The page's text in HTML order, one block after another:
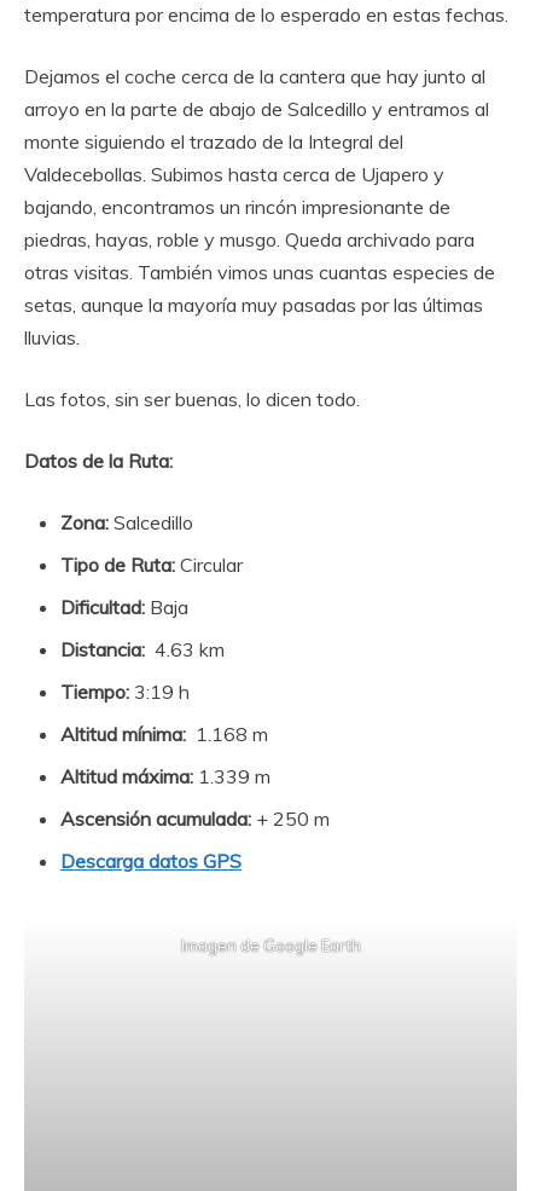
temperatura por encima de lo esperado en estas fechas.
Dejamos el coche cerca de la cantera que hay junto al
arroyo en la parte de abajo de Salcedillo y entramos al
monte siguiendo el trazado de la Integral del
Valdecebollas. Subimos hasta cerca de Ujapero y
bajando, encontramos un rincón impresionante de
piedras, hayas, roble y musgo. Queda archivado para
otras visitas. También vimos unas cuantas especies de
setas, aunque la mayoría muy pasadas por las últimas
lluvias.
Las fotos, sin ser buenas, lo dicen todo.
Datos de la Ruta:
Zona: Salcedillo
Tipo de Ruta: Circular
Dificultad: Baja
Distancia: 4.63 km
Tiempo: 3:19 h
Altitud mínima: 1.168 m
Altitud máxima: 1.339 m
Ascensión acumulada: + 250 m
Descarga datos GPS
Imagen de Google Earth